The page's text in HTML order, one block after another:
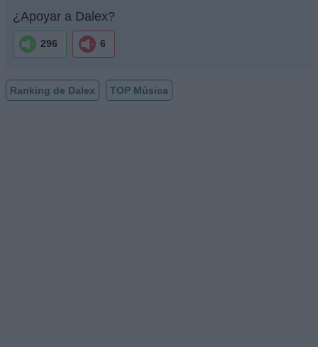
¿Apoyar a Dalex?
296 6
Ranking de Dalex TOP Música